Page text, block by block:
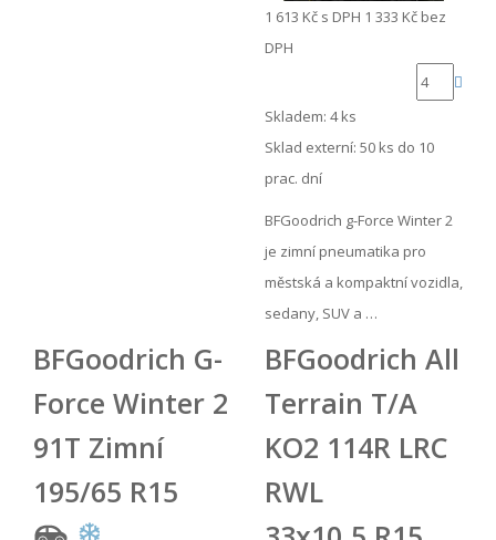
1 613 Kč s DPH 1 333 Kč bez
DPH
Skladem: 4 ks
Sklad externí: 50 ks do 10
prac. dní
BFGoodrich g-Force Winter 2
je zimní pneumatika pro
městská a kompaktní vozidla,
sedany, SUV a …
BFGoodrich G-
Force Winter 2
91T Zimní
195/65 R15
BFGoodrich All
Terrain T/A
KO2 114R LRC
RWL